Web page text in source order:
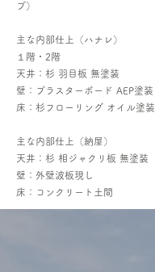
プ）
主な内部仕上（ハナレ）
１階・2階
天井：杉 羽目板 無塗装
壁：プラスターボード AEP塗装
床：杉フローリング オイル塗装
主な内部仕上（納屋）
天井：杉 相ジャクリ板 無塗装
壁：外壁波板現し
床：コンクリート土間